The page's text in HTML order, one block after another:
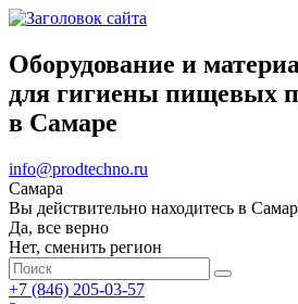
Оборудование и
для гигиены пищевых
в Самаре
info@prodtechno.ru
Самара
Вы действительно находитесь в
Да, все верно
Нет, сменить регион
+7 (846) 205-03-57